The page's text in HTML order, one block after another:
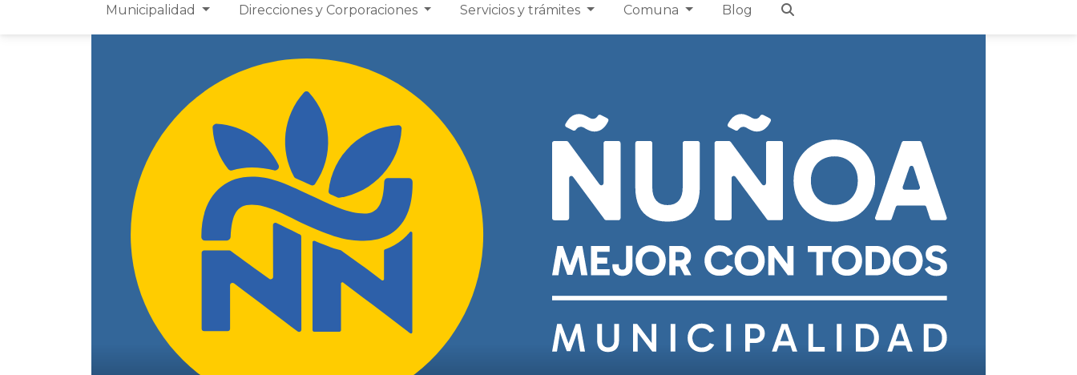
Municipalidad Direcciones y Corporaciones Servicios y trámites Comuna Blog